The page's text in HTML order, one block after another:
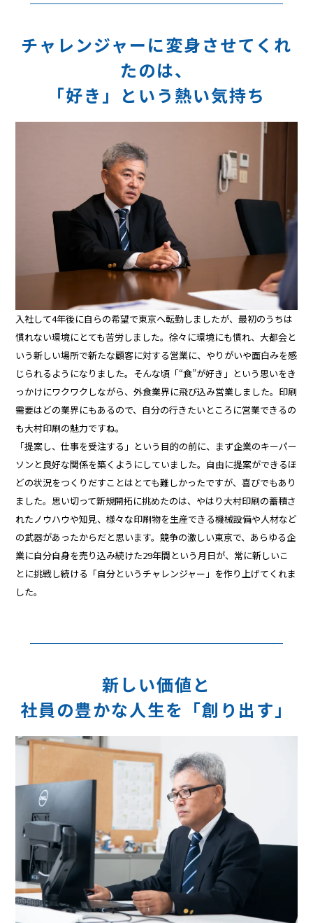
チャレンジャーに変身させてくれ
たのは、
「好き」という熱い気持ち
入社して4年後に自らの希望で東京へ転勤しましたが、最初のうちは
慣れない環境にとても苦労しました。徐々に環境にも慣れ、大都会と
いう新しい場所で新たな顧客に対する営業に、やりがいや面白みを感
じられるようになりました。そんな頃「“食”が好き」という思いをき
っかけにワクワクしながら、外食業界に飛び込み営業しました。印刷
需要はどの業界にもあるので、自分の行きたいところに営業できるの
も大村印刷の魅力ですね。
「提案し、仕事を受注する」という目的の前に、まず企業のキーパー
ソンと良好な関係を築くようにしていました。自由に提案ができるほ
どの状況をつくりだすことはとても難しかったですが、喜びでもあり
ました。思い切って新規開拓に挑めたのは、やはり大村印刷の蓄積さ
れたノウハウや知見、様々な印刷物を生産できる機械設備や人材など
の武器があったからだと思います。競争の激しい東京で、あらゆる企
業に自分自身を売り込み続けた29年間という月日が、常に新しいこ
とに挑戦し続ける「自分というチャレンジャー」を作り上げてくれま
した。
新しい価値と
社員の豊かな人生を「創り出す」